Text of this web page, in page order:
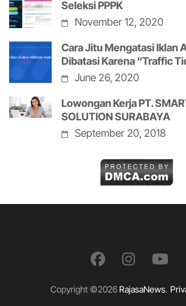
Seleksi PPPK
November 12, 2020
Cara Jitu Mengatasi Iklan
Dibatasi Karena “Traffic
June 26, 2020
Lowongan Kerja PT.
SOLUTION SURABAYA
September 20, 2018
Copyright ©2026 RajasaNews.